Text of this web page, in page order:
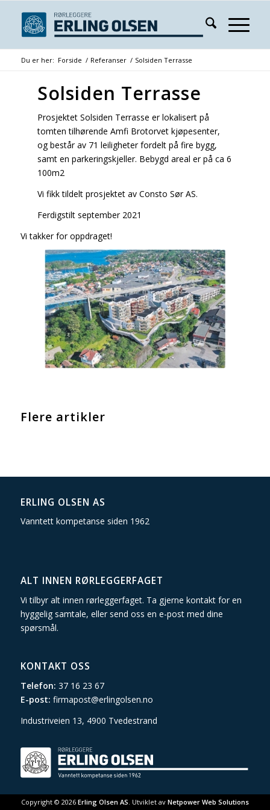
Du er her: Forside / Referanser / Solsiden Terrasse
Solsiden Terrasse
Prosjektet Solsiden Terrasse er lokalisert på
tomten tilhørende Amfi Brotorvet kjøpesenter,
og består av 71 leiligheter fordelt på fire bygg,
samt en parkeringskjeller. Bebygd areal er på ca 6
100m2
Vi fikk tildelt prosjektet av Consto Sør AS.
Ferdigstilt september 2021
Vi takker for oppdraget!
Flere artikler
ERLING OLSEN AS
Vanntett kompetanse siden 1962
ALT INNEN RØRLEGGERFAGET
Vi tilbyr alt innen rørleggerfaget. Ta gjerne kontakt for en
hyggelig samtale, eller send oss en e-postmed dine
spørsmål.
KONTAKT OSS
Telefon: 37 16 23 67
E-post: firmapost@erlingolsen.no
Industriveien 13, 4900 Tvedestrand
Copyright © 2026 Erling Olsen AS. Utviklet av Netpower Web Solutions